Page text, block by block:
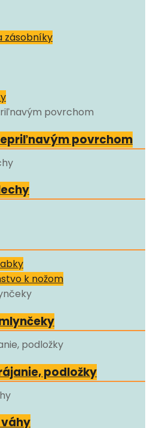
zásobníky
povrchom
povrchom
k nožom
podložky
podložky